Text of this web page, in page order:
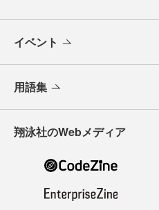
イベント
用語集
翔泳社のWebメディア